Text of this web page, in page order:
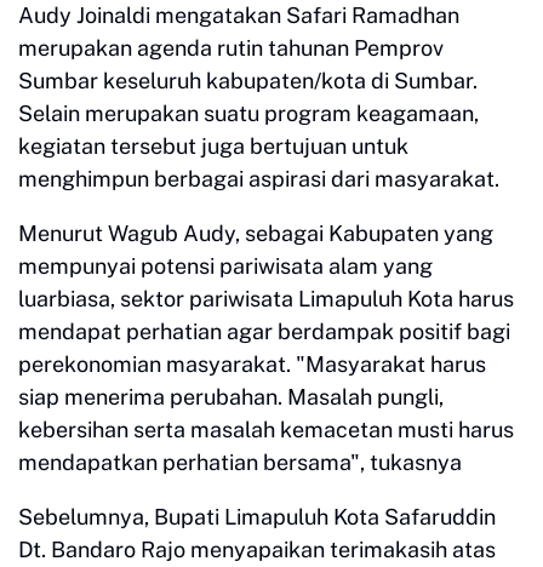
Audy Joinaldi mengatakan Safari Ramadhan
merupakan agenda rutin tahunan Pemprov
Sumbar keseluruh kabupaten/kota di Sumbar.
Selain merupakan suatu program keagamaan,
kegiatan tersebut juga bertujuan untuk
menghimpun berbagai aspirasi dari masyarakat.
Menurut Wagub Audy, sebagai Kabupaten yang
mempunyai potensi pariwisata alam yang
luarbiasa, sektor pariwisata Limapuluh Kota harus
mendapat perhatian agar berdampak positif bagi
perekonomian masyarakat. "Masyarakat harus
siap menerima perubahan. Masalah pungli,
kebersihan serta masalah kemacetan musti harus
mendapatkan perhatian bersama", tukasnya
Sebelumnya, Bupati Limapuluh Kota Safaruddin
Dt. Bandaro Rajo menyapaikan terimakasih atas